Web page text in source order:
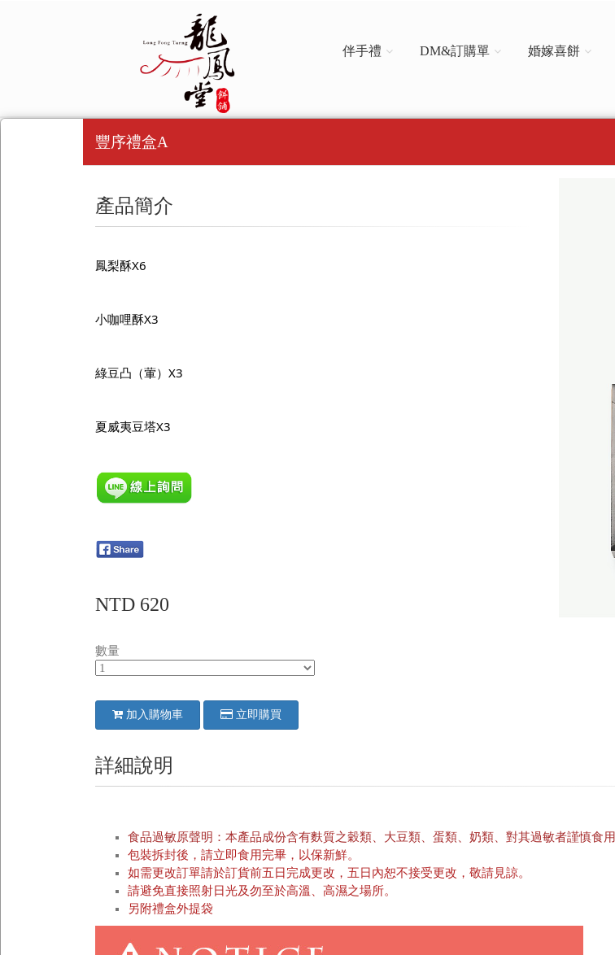
伴手禮 DM&訂購單 婚嫁喜餅
豐序禮盒A
產品簡介
鳳梨酥X6
小咖哩酥X3
綠豆凸（葷）X3
夏威夷豆塔X3
NTD 620
數量
加入購物車 立即購買
詳細說明
食品過敏原聲明：本產品成份含有麩質之穀類、大豆類、蛋類、奶類、對其過敏者謹慎食用
包裝拆封後，請立即食用完畢，以保新鮮。
如需更改訂單請於訂貨前五日完成更改，五日內恕不接受更改，敬請見諒。
請避免直接照射日光及勿至於高溫、高濕之場所。
另附禮盒外提袋